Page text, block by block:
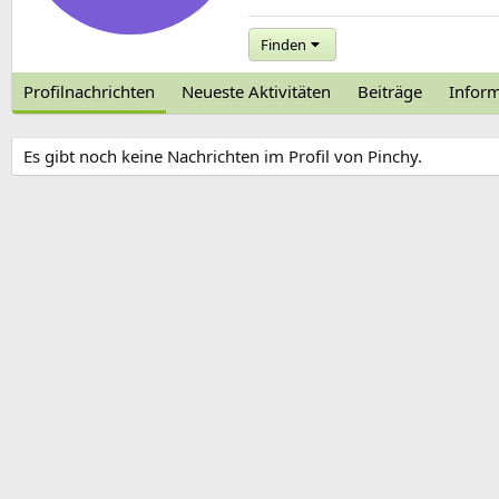
Finden
Profilnachrichten Neueste Aktivitäten Beiträge
Es gibt noch keine Nachrichten im Profil von Pinchy.